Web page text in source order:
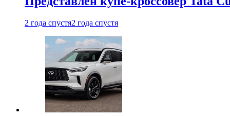
2 года спустя2 года спустя